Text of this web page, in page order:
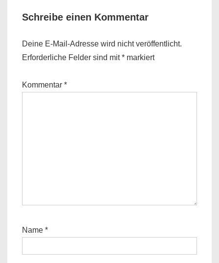
Schreibe einen Kommentar
Deine E-Mail-Adresse wird nicht veröffentlicht.
Erforderliche Felder sind mit* markiert
Kommentar *
Name *